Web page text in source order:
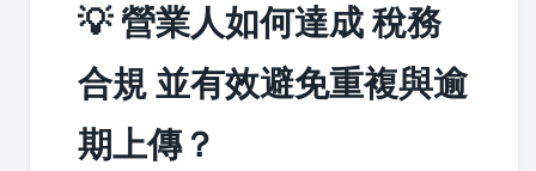
💡 營業人如何達成 稅務
合規 並有效避免重複與逾
期上傳？